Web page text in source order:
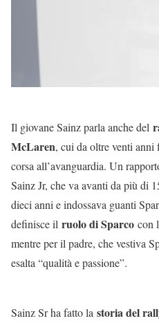
Il giovane Sainz parla anche del
McLaren, cui da oltre venti anni
corsa all’avanguardia. Un
Sainz Jr, che va avanti da più di
dieci anni e indossava guanti
definisce il ruolo di Sparco con
mentre per il padre, che vestiva
esalta “qualità e passione”.
Sainz Sr ha fatto la storia del